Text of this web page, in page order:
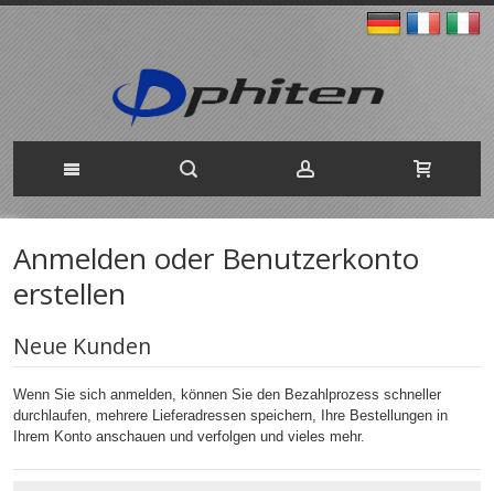
Anmelden oder Benutzerkonto
erstellen
Neue Kunden
Wenn Sie sich anmelden, können Sie den Bezahlprozess schneller
durchlaufen, mehrere Lieferadressen speichern, Ihre Bestellungen in
Ihrem Konto anschauen und verfolgen und vieles mehr.